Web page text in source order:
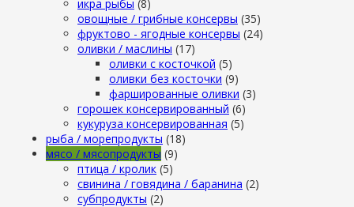
икра рыбы (8)
овощные / грибные консервы (35)
фруктово - ягодные консервы (24)
оливки / маслины (17)
оливки с косточкой (5)
оливки без косточки (9)
фаршированные оливки (3)
горошек консервированный (6)
кукуруза консервированная (5)
рыба / морепродукты (18)
мясо / мясопродукты (9)
птица / кролик (5)
свинина / говядина / баранина (2)
субпродукты (2)